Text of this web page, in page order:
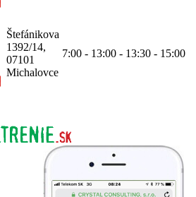
Štefánikova
1392/14,
07101
Michalovce
7:00 - 13:00 - 13:30 - 15:00